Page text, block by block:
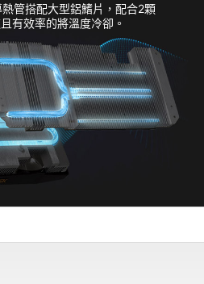
管搭配大型鋁鰭片，配合2顆
有效率的將溫度冷卻。